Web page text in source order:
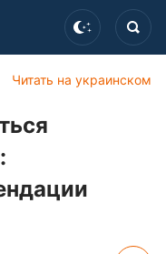
Читать на украинском